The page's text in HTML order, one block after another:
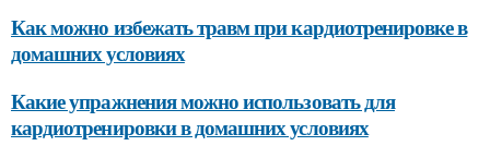
Как можно избежать травм при кардиотренировке в
домашних условиях
Какие упражнения можно использовать для
кардиотренировки в домашних условиях